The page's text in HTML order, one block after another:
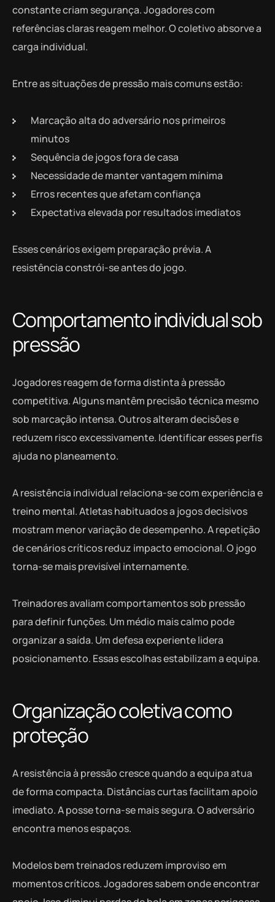
constante criam segurança. Jogadores com
referências claras reagem melhor. O coletivo absorve a
carga individual.
Entre as situações de pressão mais comuns estão:
Marcação alta do adversário nos primeiros
minutos
Sequência de jogos fora de casa
Necessidade de manter vantagem mínima
Erros recentes que afetam confiança
Expectativa elevada por resultados imediatos
Esses cenários exigem preparação prévia. A
resistência constrói-se antes do jogo.
Comportamento individual sob
pressão
Jogadores reagem de forma distinta à pressão
competitiva. Alguns mantêm precisão técnica mesmo
sob marcação intensa. Outros alteram decisões e
reduzem risco excessivamente. Identificar esses perfis
ajuda no planeamento.
A resistência individual relaciona-se com experiência e
treino mental. Atletas habituados a jogos decisivos
mostram menor variação de desempenho. A repetição
de cenários críticos reduz impacto emocional. O jogo
torna-se mais previsível internamente.
Treinadores avaliam comportamentos sob pressão
para definir funções. Um médio mais calmo pode
organizar a saída. Um defesa experiente lidera
posicionamento. Essas escolhas estabilizam a equipa.
Organização coletiva como
proteção
A resistência à pressão cresce quando a equipa atua
de forma compacta. Distâncias curtas facilitam apoio
imediato. A posse torna-se mais segura. O adversário
encontra menos espaços.
Modelos bem treinados reduzem improviso em
momentos críticos. Jogadores sabem onde encontrar